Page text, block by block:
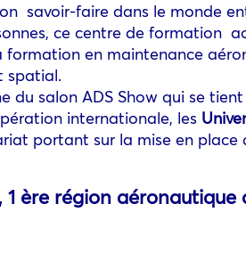
savoir-faire dans le monde
ce centre de formation
en maintenance
spatial.
du salon ADS Show qui se
internationale, les
portant sur la mise en
ère région